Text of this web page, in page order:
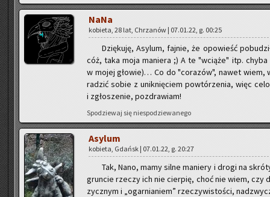
NaNa
ko­bie­ta, 28 lat, Chrza­nów | 07.01.22, g. 00:25
Dzię­ku­ję, Asy­lum, faj­nie, że opo­wieść
cóż, taka moja ma­nie­ra ;) A te "wcią­że" itp.
w mojej gło­wie)… Co do "co­ra­zów", nawet
ra­dzić sobie z unik­nię­ciem po­wtó­rze­nia, więc
i zgło­sze­nie, po­zdra­wiam!
Spo­dzie­waj się nie­spo­dzie­wa­ne­go
Asy­lum
ko­bie­ta, Gdańsk | 07.01.22, g. 20:27
Tak, Nano, mamy silne ma­nie­ry i drogi na
grun­cie rze­czy ich nie cier­pię, choć nie wiem, czy
zycz­nym i „ogar­nia­niem” rze­czy­wi­sto­ści,